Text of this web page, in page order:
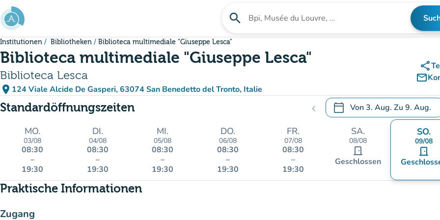
Gehe zum Hauptinhalt
search Suche nach einer Einrichtung
Institutionen Bibliotheken Biblioteca multimediale "Giuseppe Lesca"
Biblioteca multimediale "Giuseppe Lesca"
Biblioteca Lesca
place 124 Viale Alcide De Gasperi, 63074 San Benedetto del Tronto, Italie
(in Google Maps öffnen)
(new tab)
share
mail_outline
Standardöffnungszeiten chevron_left calendar_today Von3. Aug. Zu 9. Aug.
.Öffnen Sie den Kalender, um
MO.
03/08
08:30
–
19:30
DI.
04/08
08:30
–
19:30
MI.
05/08
08:30
–
19:30
DO.
06/08
08:30
–
19:30
FR.
07/08
08:30
–
19:30
SA.
08/08
door_front
Geschlossen
SO.
09/08
door_front
Praktische Informationen
Zugang